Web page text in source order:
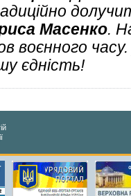
Масенко.
воєнного
єдність!